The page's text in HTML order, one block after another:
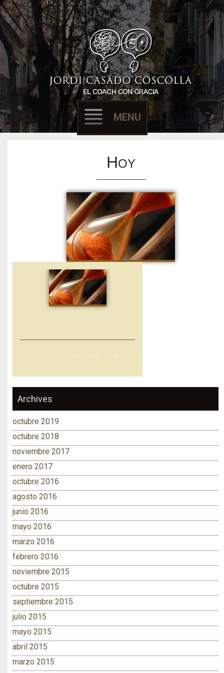
EL COACH CON
GRACIA
Filósofo & Coach
MENU
HOY
Archives
octubre 2019
octubre 2018
noviembre 2017
enero 2017
octubre 2016
agosto 2016
junio 2016
mayo 2016
marzo 2016
febrero 2016
noviembre 2015
octubre 2015
septiembre 2015
julio 2015
mayo 2015
abril 2015
marzo 2015